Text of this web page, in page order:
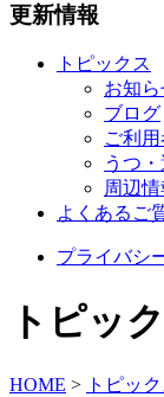
更新情報
トピックス
お知
ブログ
ご利
うつ
周辺情
よくあるご
プライバシ
トピッ
HOME > トピッ